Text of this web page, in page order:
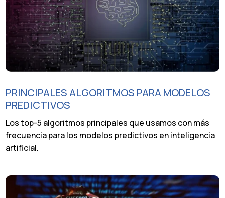
PRINCIPALES ALGORITMOS PARA MODELOS
PREDICTIVOS
Los top-5 algoritmos principales que usamos con más
frecuencia para los modelos predictivos en inteligencia
artificial.